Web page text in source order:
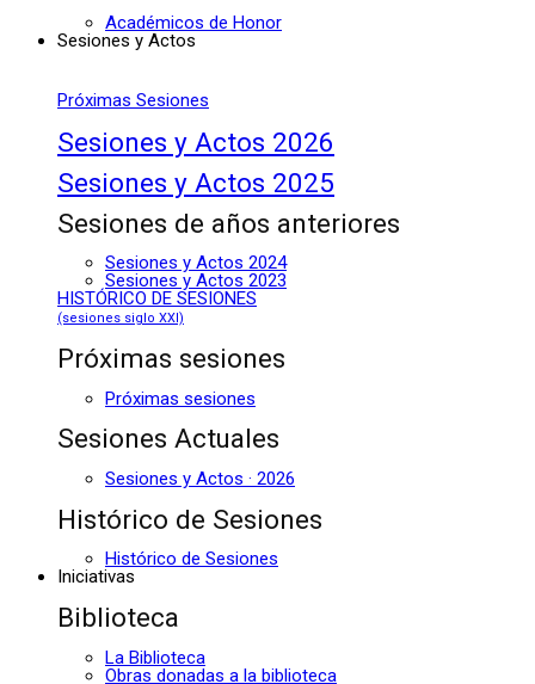
Académicos de Honor
Sesiones y Actos
Próximas Sesiones
Sesiones y Actos 2026
Sesiones y Actos 2025
Sesiones de años anteriores
Sesiones y Actos 2024
Sesiones y Actos 2023
HISTÓRICO DE SESIONES
(sesiones siglo XXI)
Próximas sesiones
Próximas sesiones
Sesiones Actuales
Sesiones y Actos · 2026
Histórico de Sesiones
Histórico de Sesiones
Iniciativas
Biblioteca
La Biblioteca
Obras donadas a la biblioteca